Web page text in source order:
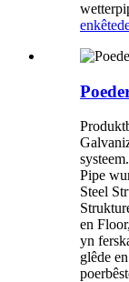
enkête
Pipe
Steel
en
yn
glêde